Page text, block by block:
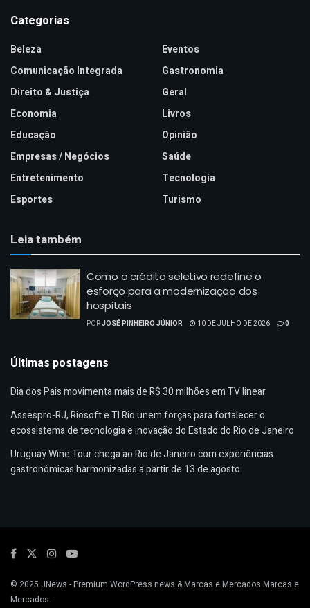
Categorias
Beleza
Comunicação Integrada
Direito & Justiça
Economia
Educação
Empresas / Negócios
Entretenimento
Esportes
Eventos
Gastronomia
Geral
Livros
Opinião
Saúde
Tecnologia
Turismo
Leia também
Como o crédito seletivo redefine o
esforço para a modernização dos
hospitais
PORJOSÉ PINHEIRO JÚNIOR 10 DE JULHO DE 2026 0
Últimas postagens
Dia dos Pais movimenta mais de R$ 30 milhões em TV linear
Assespro-RJ, Riosoft e TI Rio unem forças para fortalecer o
ecossistema de tecnologia e inovação do Estado do Rio de Janeiro
Uruguay Wine Tour chega ao Rio de Janeiro com experiências
gastronômicas harmonizadas a partir de 13 de agosto
© 2025 JNews - Premium WordPress news & Marcas e Mercados Marcas e
Mercados.